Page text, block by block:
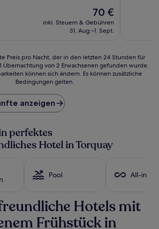
Der
Preis
beträgt
70 €
inkl. Steuern & Gebühren
31. Aug.–1. Sept.
Preis pro Nacht, der in den letzten 24 Stunden für
Übernachtung von 2 Erwachsenen gefunden wurde.
können sich ändern. Es können zusätzliche
Bedingungen gelten.
anzeigen
perfektes
Hotel in Torquay
Pool All-
Hotels mit
Frühstück in